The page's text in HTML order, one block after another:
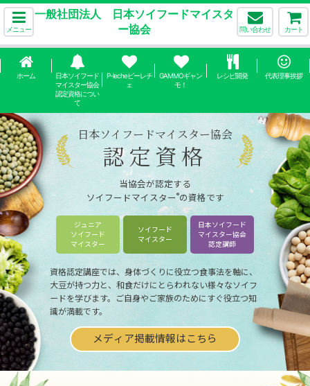
メニュー
一般社団法人 日本ソイフードマイスタ
ー協会
問い合わせ カート
ホーム
日本ソイフード
マイスター協会
認定資格につい
て
P-lecheピーレチ
ェ
GAMMOギャン
モ！
レシピ開発 代表理事挨拶
日本ソイフードマイスター協会
認定資格
当協会が認定する
ソイフードマイスター®の資格です
ジュニア
ソイフード
マイスター
ソイフード
マイスター
日本ソイフード
マイスター協会
認定講師
資格認定講座では、身体づくりに役立つ食事法を軸に、
大豆が持つ力と、和食だけにとらわれない様々なソイフ
ードを学びます。 ご自身やご家族のためにすぐ役立つ知
識が満載です。
メディア掲載情報はこちら